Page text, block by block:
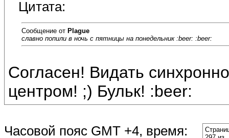
Цитата:
Сообщение от Plague
славно попили в ночь с пятницы на понедельник :beer: :beer:
Согласен! Видать
центром! ;) Бульк! :beer:
Часовой пояс GMT +4, время: